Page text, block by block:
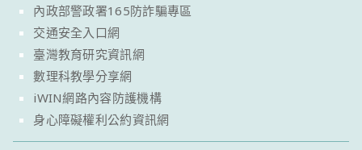
內政部警政署165防詐騙專區
交通安全入口網
臺灣教育研究資訊網
數理科教學分享網
iWIN網路內容防護機構
身心障礙權利公約資訊網